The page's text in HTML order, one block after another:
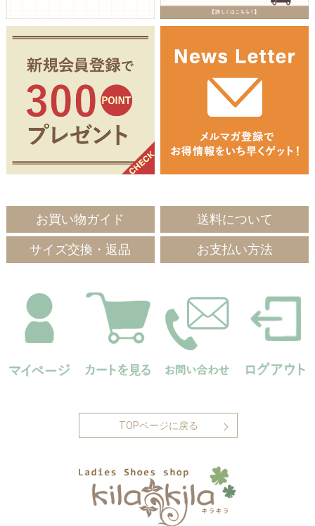
お買い物ガイド 送料について
サイズ交換・返品 お支払い方法
TOPページに戻る